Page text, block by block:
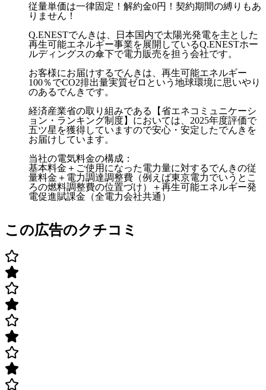
従量単価は一律固定！解約金0円！契約期間の縛りもあ
りません！
Q.ENESTでんきは、日本国内で太陽光発電を主とした
再生可能エネルギー事業を展開しているQ.ENESTホー
ルディングスの傘下で電力販売を担う会社です。
お客様にお届けするでんきは、再生可能エネルギー
100％でCO2排出量実質ゼロという地球環境に思いやり
のあるでんきです。
経済産業省の取り組みである【省エネコミュニケーシ
ョン・ランキング制度】においては、2025年度評価で
五ツ星を獲得していますので安心・安定したでんきを
お届けしています。
当社の電気料金の構成：
基本料金＋ご使用になった電力量に対するでんきの従
量料金＋電力調達調整費（例えば東京電力でいうとこ
ろの燃料調整費の位置づけ）＋再生可能エネルギー発
電促進賦課金（全電力会社共通）
この広告のクチコミ